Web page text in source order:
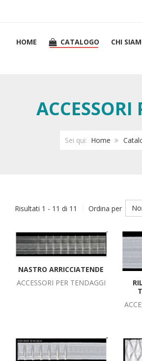
HOME CATALOGO CHI
ACCESSORI
Sei qui: Home
Risultati 1 - 11 di 11 Ordina per
NASTRO ARRICCIATENDE
ACCESSORI PER TENDAGGI